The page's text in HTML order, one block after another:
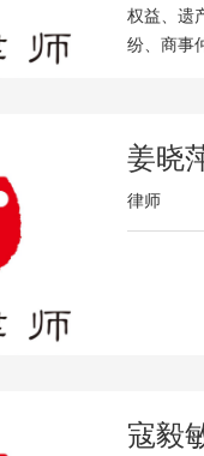
权益、遗
纷、商事
姜晓
律师
寇毅